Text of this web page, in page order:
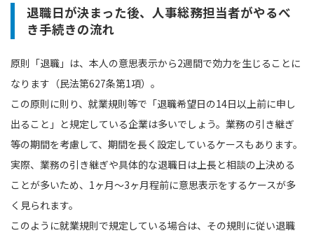
退職日が決まった後、人事総務担当者がやるべ
き手続きの流れ
原則「退職」は、本人の意思表示から2週間で効力を生じることに
なります（民法第627条第1項）。
この原則に則り、就業規則等で「退職希望日の14日以上前に申し
出ること」と規定している企業は多いでしょう。業務の引き継ぎ
等の期間を考慮して、期間を長く設定しているケースもあります。
実際、業務の引き継ぎや具体的な退職日は上長と相談の上決める
ことが多いため、1ヶ月〜3ヶ月程前に意思表示をするケースが多
く見られます。
このように就業規則で規定している場合は、その規則に従い退職